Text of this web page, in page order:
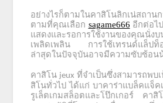
อย่างไรก็ตามในคาสิโนลิกเน่สถาน
ตามที่คุณเลือก sagame666 อีกต่อไ
แสดงและรอการใช้งานของคุณนั่งบ
เพลิดเพลิน
การใช้เทรนด์แล็ป
ล่าสุดในปัจจุบันอาจมีความซับซ้อน
คาสิโน jeux ที่จำเป็นซึ่งสามารถพบ
สิโนทั่วไป ได้แก่ บาคาร่าแบล็คแจ็ค
รูเล็ตเกมสล็อตและโป๊กเกอร์
คาสิ